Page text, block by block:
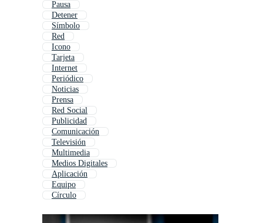
Pausa
Detener
Símbolo
Red
Icono
Tarjeta
Internet
Periódico
Noticias
Prensa
Red Social
Publicidad
Comunicación
Televisión
Multimedia
Medios Digitales
Aplicación
Equipo
Círculo